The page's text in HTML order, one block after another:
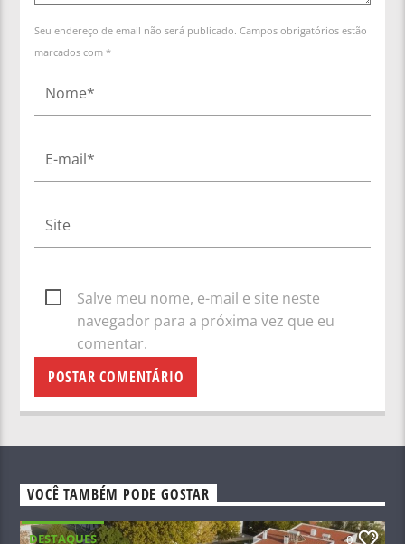
Seu endereço de email não será publicado. Campos obrigatórios estão
marcados com *
Salve meu nome, e-mail e site neste
navegador para a próxima vez que eu
comentar.
VOCÊ TAMBÉM PODE GOSTAR
DESTAQUES 0